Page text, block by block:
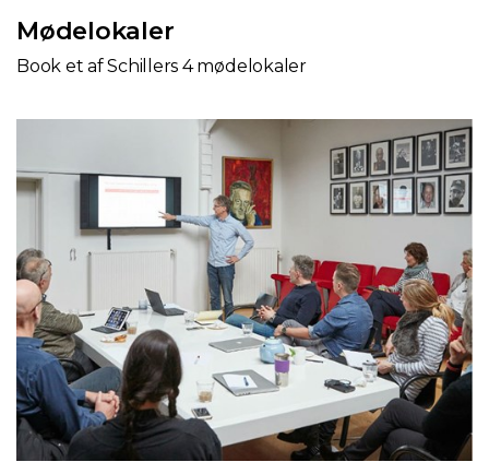
Mødelokaler
Book et af Schillers 4 mødelokaler